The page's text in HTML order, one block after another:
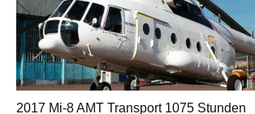
2017 Mi-8 AMT Transport 1075 Stunden